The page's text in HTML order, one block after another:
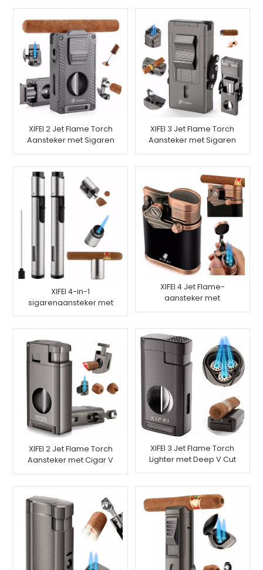
XIFEI 2 Jet Flame Torch
Aansteker met Sigaren
XIFEI 3 Jet Flame Torch
Aansteker met Sigaren
XIFEI 4-in-1
sigarenaansteker met
ladestandaard, 2 stuks
XIFEI 4 Jet Flame-
aansteker met
XIFEI 2 Jet Flame Torch
Aansteker met Cigar V
Cutter Punch Cutter
XIFEI 3 Jet Flame Torch
Lighter met Deep V Cut
Sigarenknipper Stand